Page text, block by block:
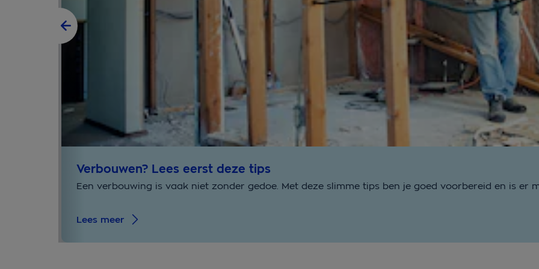
Verbouwen? Lees eerst deze tips
Een verbouwing is vaak niet zonder gedoe. Met deze slimme tips ben je goed voorbereid en is er
Lees meer